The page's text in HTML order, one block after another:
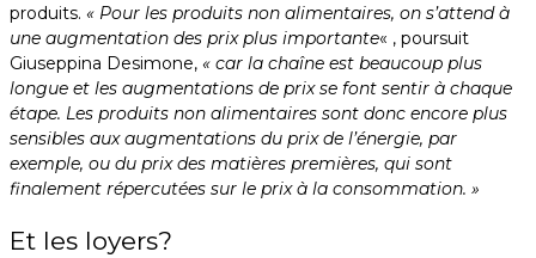
produits. « Pour les produits non alimentaires, on s’attend à
une augmentation des prix plus importante« , poursuit
Giuseppina Desimone, « car la chaîne est beaucoup plus
longue et les augmentations de prix se font sentir à chaque
étape. Les produits non alimentaires sont donc encore plus
sensibles aux augmentations du prix de l’énergie, par
exemple, ou du prix des matières premières, qui sont
finalement répercutées sur le prix à la consommation. »
Et les loyers?